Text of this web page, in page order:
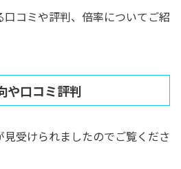
コミや評判、倍率についてご紹
や口コミ評判
受けられましたのでご覧くださ